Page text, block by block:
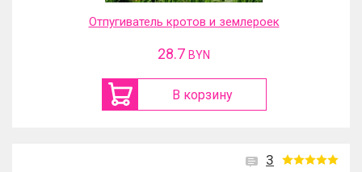
Отпугиватель кротов и землероек
28.7 BYN
В корзину
3